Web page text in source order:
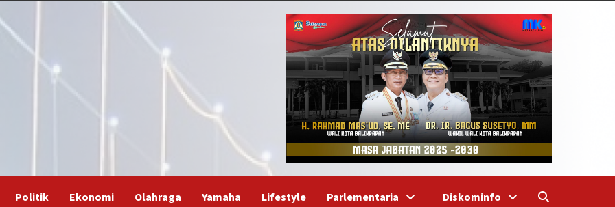
Politik Ekonomi Olahraga Yamaha Lifestyle Parlementaria Diskominfo